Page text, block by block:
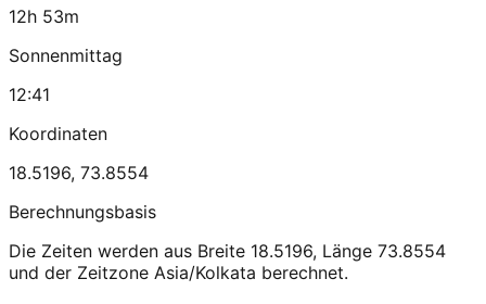
12h 53m
Sonnenmittag
12:41
Koordinaten
18.5196, 73.8554
Berechnungsbasis
Die Zeiten werden aus Breite 18.5196, Länge 73.8554
und der Zeitzone Asia/Kolkata berechnet.